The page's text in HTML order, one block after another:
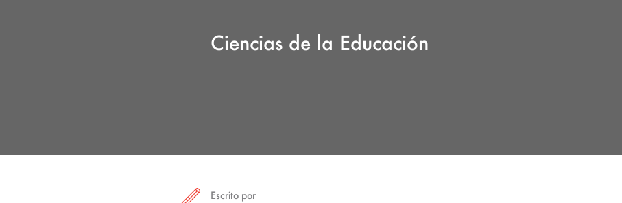
Ciencias de la Educación
Escrito por